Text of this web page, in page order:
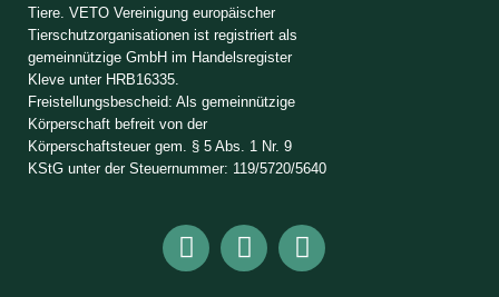
Tiere. VETO Vereinigung europäischer
Tierschutzorganisationen ist registriert als
gemeinnützige GmbH im Handelsregister
Kleve unter HRB16335.
Freistellungsbescheid: Als gemeinnützige
Körperschaft befreit von der
Körperschaftsteuer gem. § 5 Abs. 1 Nr. 9
KStG unter der Steuernummer: 119/5720/5640